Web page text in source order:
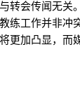
转会传闻无
练工作并非
加凸显，而